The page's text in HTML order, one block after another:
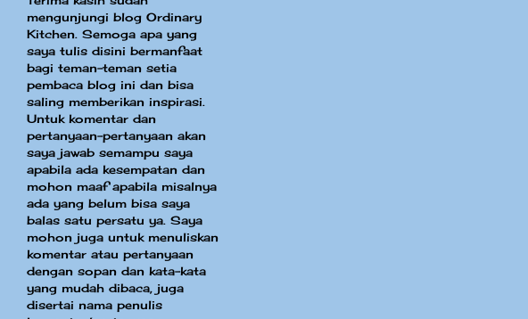
mengunjungi blog Ordinary
Kitchen. Semoga apa yang
saya tulis disini bermanfaat
bagi teman-teman setia
pembaca blog ini dan bisa
saling memberikan inspirasi.
Untuk komentar dan
pertanyaan-pertanyaan akan
saya jawab semampu saya
apabila ada kesempatan dan
mohon maaf apabila misalnya
ada yang belum bisa saya
balas satu persatu ya. Saya
mohon juga untuk menuliskan
komentar atau pertanyaan
dengan sopan dan kata-kata
yang mudah dibaca, juga
disertai nama penulis